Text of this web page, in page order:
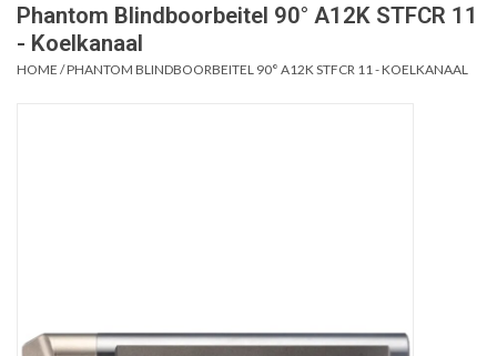
Phantom Blindboorbeitel 90° A12K STFCR 11
- Koelkanaal
HOME /PHANTOM BLINDBOORBEITEL 90° A12K STFCR 11 - KOELKANAAL